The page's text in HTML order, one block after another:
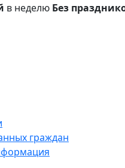
в неделю Без
граждан